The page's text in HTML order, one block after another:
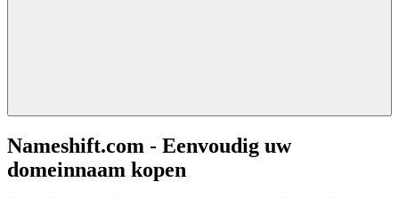
Nameshift.com - Eenvoudig uw
domeinnaam kopen